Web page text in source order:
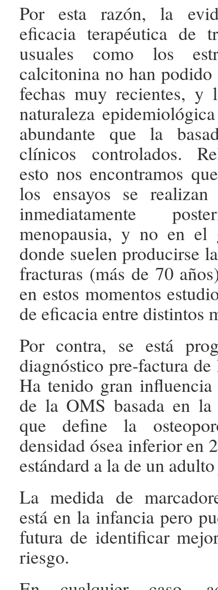
Por esta razón, la
eficacia terapéutica de
usuales como los
calcitonina no han podido
fechas muy recientes, y
naturaleza
abundante que la
clínicos controlados.
esto nos encontramos
los ensayos se
inmediatamente
menopausia, y no en el
donde suelen producirse
fracturas (más de 70
en estos momentos
de eficacia entre distintos
Por contra, se está
diagnóstico pre-factura
Ha tenido gran
de la OMS basada en la
que define la
densidad ósea inferior en
estándard a la de un
La medida de
está en la infancia pero
futura de identificar
riesgo.